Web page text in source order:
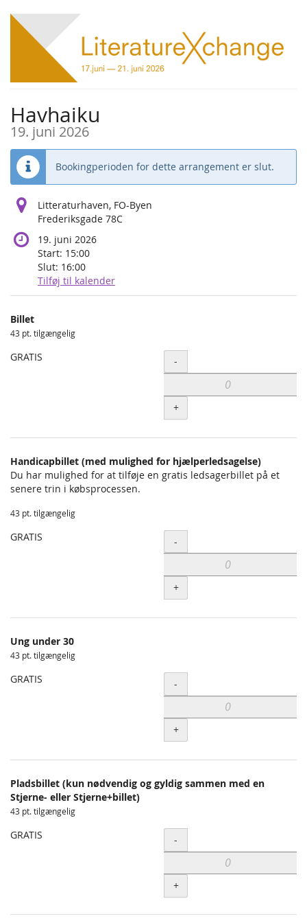
Skip to
main
content
Havhaiku
19. juni 2026
Bookingperioden for dette arrangement er slut.
Litteraturhaven, FO-Byen
Frederiksgade 78C
19. juni 2026
Start: 15:00
Slut: 16:00
Tilføj til kalender
Produkter
Uncategorized
items
Billet
43 pt. tilgængelig
GRATIS Antal
-
+
Handicapbillet (med mulighed for hjælperledsagelse)
Du har mulighed for at tilføje en gratis ledsagerbillet på et
senere trin i købsprocessen.
43 pt. tilgængelig
GRATIS Antal
-
+
Ung under 30
43 pt. tilgængelig
GRATIS Antal
-
+
Pladsbillet (kun nødvendig og gyldig sammen med en
Stjerne- eller Stjerne+billet)
43 pt. tilgængelig
GRATIS Antal
-
+